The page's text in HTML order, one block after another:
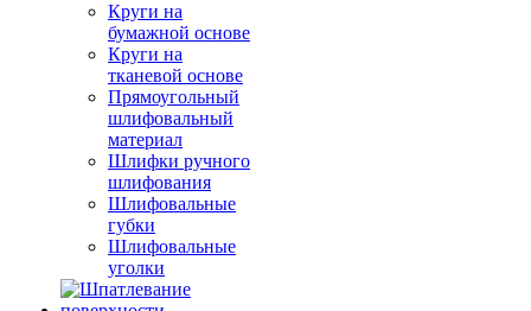
Круги на
бумажной основе
Круги на
тканевой основе
Прямоугольный
шлифовальный
материал
Шлифки ручного
шлифования
Шлифовальные
губки
Шлифовальные
уголки